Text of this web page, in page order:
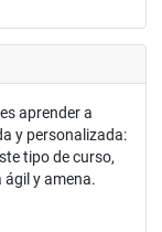
aprender a
y personalizada:
tipo de curso,
y amena.